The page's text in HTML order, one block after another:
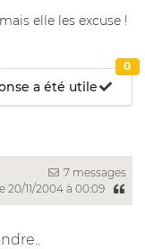
elle les excuse !
a été utile
0
7 messages
20/11/2004 à 00:09